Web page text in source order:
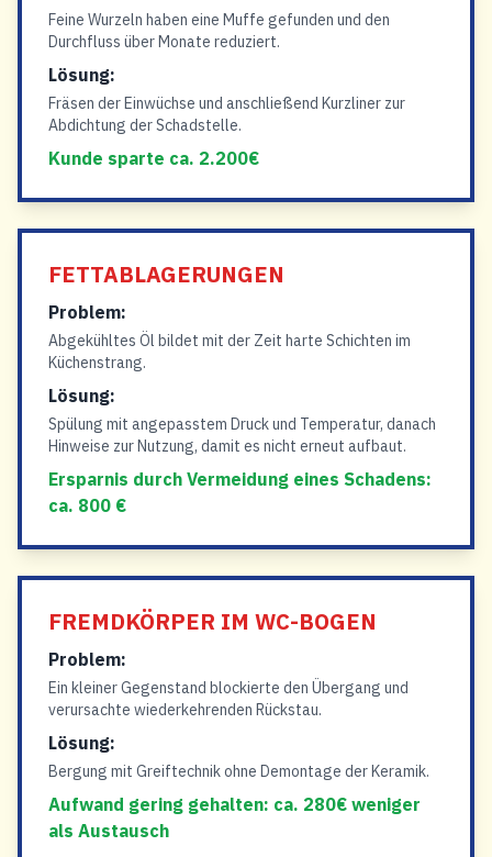
Feine Wurzeln haben eine Muffe gefunden und den
Durchfluss über Monate reduziert.
Lösung:
Fräsen der Einwüchse und anschließend Kurzliner zur
Abdichtung der Schadstelle.
Kunde sparte ca. 2.200€
FETTABLAGERUNGEN
Problem:
Abgekühltes Öl bildet mit der Zeit harte Schichten im
Küchenstrang.
Lösung:
Spülung mit angepasstem Druck und Temperatur, danach
Hinweise zur Nutzung, damit es nicht erneut aufbaut.
Ersparnis durch Vermeidung eines Schadens:
ca. 800 €
FREMDKÖRPER IM WC-BOGEN
Problem:
Ein kleiner Gegenstand blockierte den Übergang und
verursachte wiederkehrenden Rückstau.
Lösung:
Bergung mit Greiftechnik ohne Demontage der Keramik.
Aufwand gering gehalten: ca. 280€ weniger
als Austausch